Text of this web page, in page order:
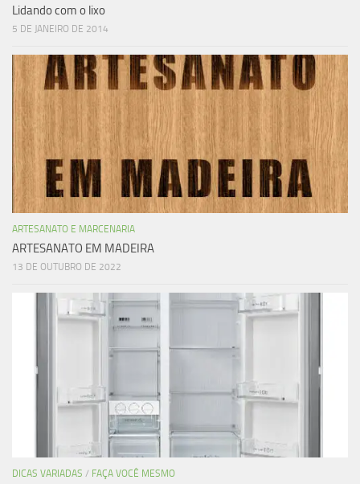
Lidando com o lixo
5 DE JANEIRO DE 2014
ARTESANATO E MARCENARIA
ARTESANATO EM MADEIRA
13 DE OUTUBRO DE 2022
DICAS VARIADAS / FAÇA VOCÊ MESMO